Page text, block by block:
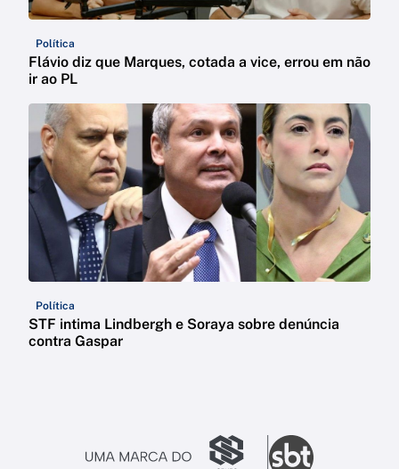
Política
Flávio diz que Marques, cotada a vice, errou em não
ir ao PL
Política
STF intima Lindbergh e Soraya sobre denúncia
contra Gaspar